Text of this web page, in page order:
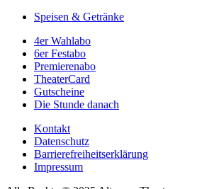
Speisen & Getränke
4er Wahlabo
6er Festabo
Premierenabo
TheaterCard
Gutscheine
Die Stunde danach
Kontakt
Datenschutz
Barrierefreiheitserklärung
Impressum